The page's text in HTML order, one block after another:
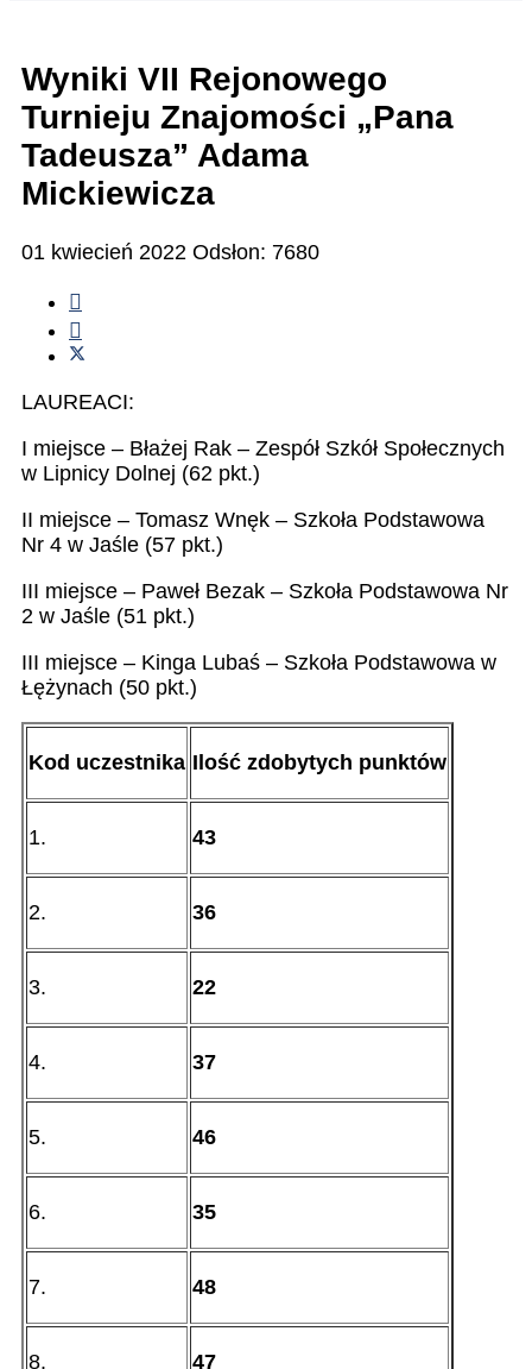
Wyniki VII Rejonowego
Turnieju Znajomości „Pana
Tadeusza” Adama
Mickiewicza
01 kwiecień 2022 Odsłon: 7680
LAUREACI:
I miejsce – Błażej Rak – Zespół Szkół Społecznych
w Lipnicy Dolnej (62 pkt.)
II miejsce – Tomasz Wnęk – Szkoła Podstawowa
Nr 4 w Jaśle (57 pkt.)
III miejsce – Paweł Bezak – Szkoła Podstawowa Nr
2 w Jaśle (51 pkt.)
III miejsce – Kinga Lubaś – Szkoła Podstawowa w
Łężynach (50 pkt.)
Kod uczestnika Ilość zdobytych punktów
1. 43
2. 36
3. 22
4. 37
5. 46
6. 35
7. 48
8. 47